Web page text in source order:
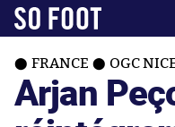
FRANCE OGC
Arjan